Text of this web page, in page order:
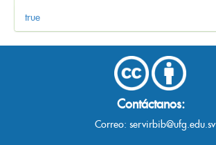
true
Contáctanos:
Correo: servirbib@ufg.edu.sv